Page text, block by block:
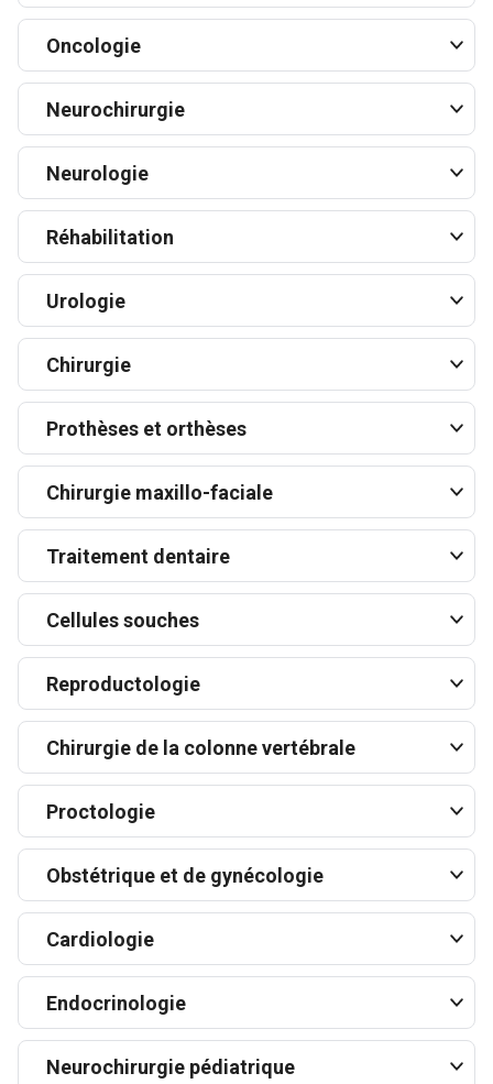
Oncologie
Neurochirurgie
Neurologie
Réhabilitation
Urologie
Chirurgie
Prothèses et orthèses
Chirurgie maxillo-faciale
Traitement dentaire
Cellules souches
Reproductologie
Chirurgie de la colonne vertébrale
Proctologie
Obstétrique et de gynécologie
Cardiologie
Endocrinologie
Neurochirurgie pédiatrique